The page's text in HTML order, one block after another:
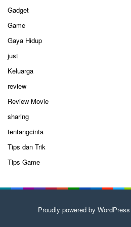
Gadget
Game
Gaya Hidup
just
Keluarga
review
Review Movie
sharing
tentangcinta
Tips dan Trik
Tips Game
Proudly powered by WordPress